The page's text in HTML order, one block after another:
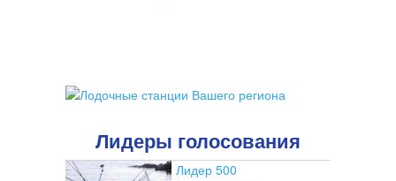
Лидеры голосования
Лидер 500